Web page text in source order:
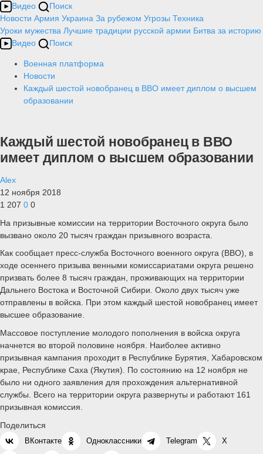
Видео
Поиск
Новости Армия Украина За рубежом Угрозы Техника
Уроки мужества Лучшие традиции русской армии Битва за историю
Видео
Поиск
Военная платформа
Новости
Каждый шестой новобранец в ВВО имеет диплом о высшем
образовании
Каждый шестой новобранец в ВВО
имеет диплом о высшем образовании
Alex
12 ноября 2018
1 207 0 0
На призывные комиссии на территории Восточного округа было
вызвано около 20 тысяч граждан призывного возраста.
Как сообщает пресс-служба Восточного военного округа (ВВО), в
ходе осеннего призыва венными комиссариатами округа решено
призвать более 8 тысяч граждан, проживающих на территории
Дальнего Востока и Восточной Сибири. Около двух тысяч уже
отправлены в войска. При этом каждый шестой новобранец имеет
высшее образование.
Массовое поступление молодого пополнения в войска округа
начнется во второй половине ноября. Наиболее активно
призывная кампания проходит в Республике Бурятия, Хабаровском
крае, Республике Саха (Якутия). По состоянию на 12 ноября не
было ни одного заявления для прохождения альтернативной
службы. Всего на территории округа развернуты и работают 161
призывная комиссия.
Поделиться
ВКонтакте Одноклассники Telegram X